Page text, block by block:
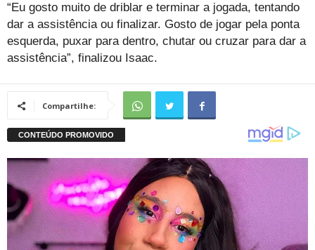
“Eu gosto muito de driblar e terminar a jogada, tentando
dar a assistência ou finalizar. Gosto de jogar pela ponta
esquerda, puxar para dentro, chutar ou cruzar para dar a
assistência”, finalizou Isaac.
Compartilhe: